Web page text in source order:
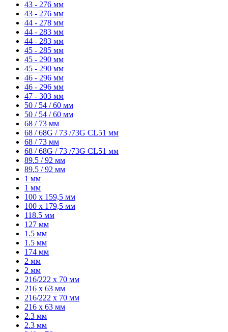
43 - 276 мм
43 - 276 мм
44 - 278 мм
44 - 283 мм
44 - 283 мм
45 - 285 мм
45 - 290 мм
45 - 290 мм
46 - 296 мм
46 - 296 мм
47 - 303 мм
50 / 54 / 60 мм
50 / 54 / 60 мм
68 / 73 мм
68 / 68G / 73 /73G CL51 мм
68 / 73 мм
68 / 68G / 73 /73G CL51 мм
89.5 / 92 мм
89.5 / 92 мм
1 мм
1 мм
100 х 159,5 мм
100 х 179,5 мм
118.5 мм
127 мм
1.5 мм
1.5 мм
174 мм
2 мм
2 мм
216/222 x 70 мм
216 x 63 мм
216/222 x 70 мм
216 x 63 мм
2.3 мм
2.3 мм